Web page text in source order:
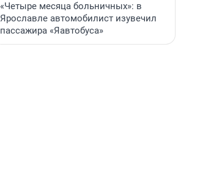
«Четыре месяца больничных»: в
Ярославле автомобилист изувечил
пассажира «Яавтобуса»